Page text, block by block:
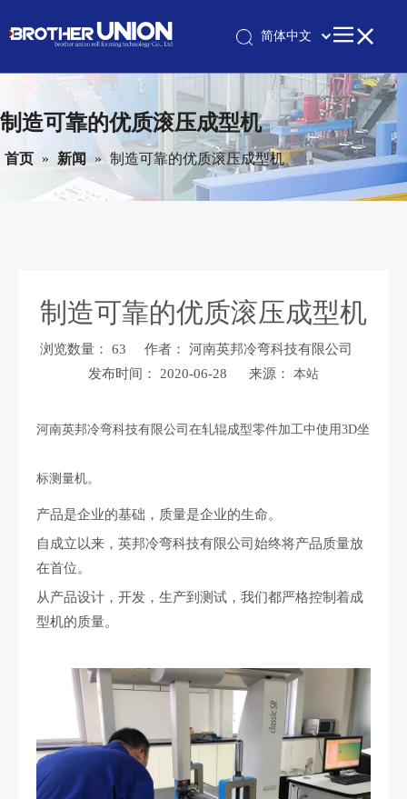
简体中文
English
制造可靠的优质滚压成型机
首页 » 新闻 » 制造可靠的优质滚压成型机
制造可靠的优质滚压成型机
浏览数量： 63 作者： 河南英邦冷弯科技有限公司
发布时间： 2020-06-28 来源： 本站
河南英邦冷弯科技有限公司在轧辊成型零件加工中使用3D坐
标测量机。
产品是企业的基础，质量是企业的生命。
自成立以来，英邦冷弯科技有限公司始终将产品质量放
在首位。
从产品设计，开发，生产到测试，我们都严格控制着成
型机的质量。